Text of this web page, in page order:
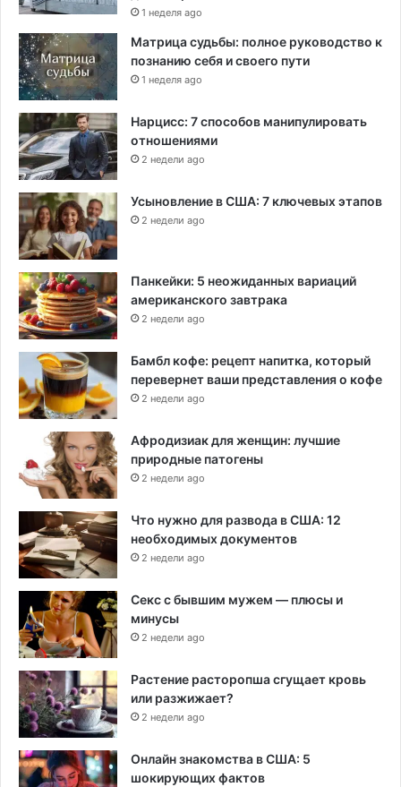
1 неделя ago
Матрица судьбы: полное руководство к
познанию себя и своего пути
1 неделя ago
Нарцисс: 7 способов манипулировать
отношениями
2 недели ago
Усыновление в США: 7 ключевых этапов
2 недели ago
Панкейки: 5 неожиданных вариаций
американского завтрака
2 недели ago
Бамбл кофе: рецепт напитка, который
перевернет ваши представления о кофе
2 недели ago
Афродизиак для женщин: лучшие
природные патогены
2 недели ago
Что нужно для развода в США: 12
необходимых документов
2 недели ago
Секс с бывшим мужем — плюсы и
минусы
2 недели ago
Растение расторопша сгущает кровь
или разжижает?
2 недели ago
Онлайн знакомства в США: 5
шокирующих фактов